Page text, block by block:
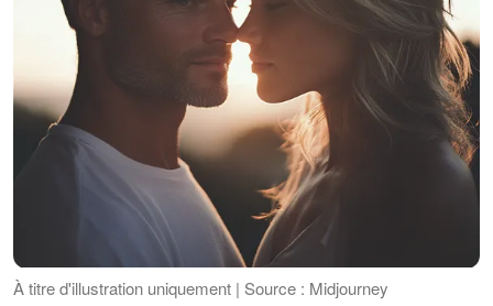
À titre d'illustration uniquement | Source : Midjourney